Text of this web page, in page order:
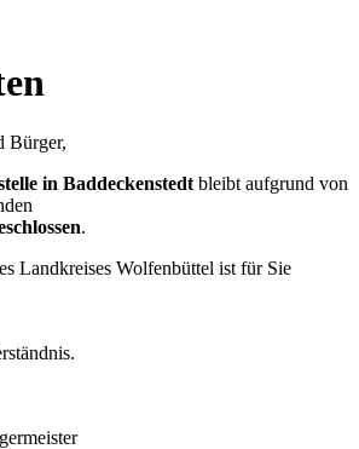
Bürger,
in Baddeckenstedt bleibt aufgrund von
.
Landkreises Wolfenbüttel ist für Sie